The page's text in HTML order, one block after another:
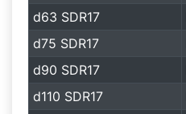
d63 SDR17
d75 SDR17
d90 SDR17
d110 SDR17